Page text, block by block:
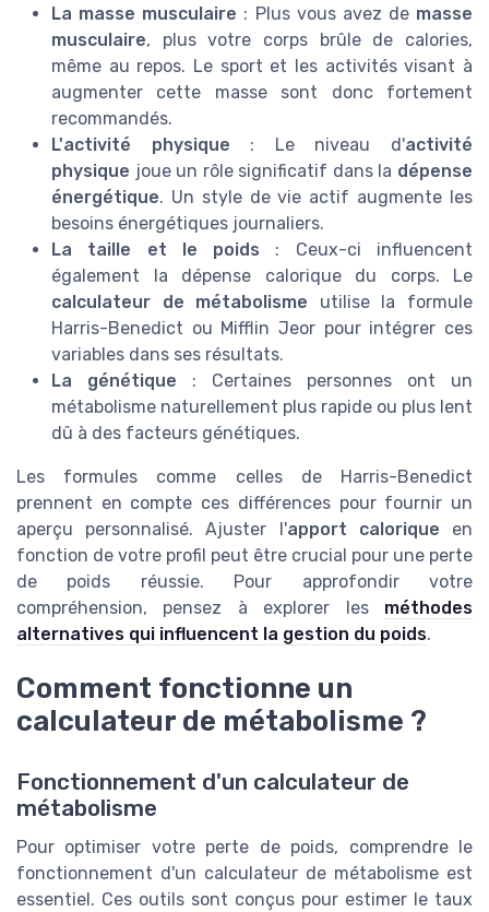
La masse musculaire : Plus vous avez de masse
musculaire, plus votre corps brûle de calories,
même au repos. Le sport et les activités visant à
augmenter cette masse sont donc fortement
recommandés.
L'activité physique : Le niveau d'activité
physique joue un rôle significatif dans la dépense
énergétique. Un style de vie actif augmente les
besoins énergétiques journaliers.
La taille et le poids : Ceux-ci influencent
également la dépense calorique du corps. Le
calculateur de métabolisme utilise la formule
Harris-Benedict ou Mifflin Jeor pour intégrer ces
variables dans ses résultats.
La génétique : Certaines personnes ont un
métabolisme naturellement plus rapide ou plus lent
dû à des facteurs génétiques.
Les formules comme celles de Harris-Benedict
prennent en compte ces différences pour fournir un
aperçu personnalisé. Ajuster l'apport calorique en
fonction de votre profil peut être crucial pour une perte
de poids réussie. Pour approfondir votre
compréhension, pensez à explorer les méthodes
alternatives qui influencent la gestion du poids.
Comment fonctionne un
calculateur de métabolisme ?
Fonctionnement d'un calculateur de
métabolisme
Pour optimiser votre perte de poids, comprendre le
fonctionnement d'un calculateur de métabolisme est
essentiel. Ces outils sont conçus pour estimer le taux